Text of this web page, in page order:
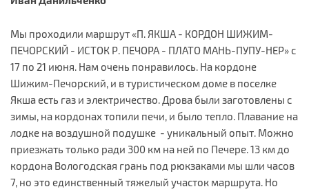
Мы проходили маршрут «П. ЯКША - КОРДОН ШИЖИМ-
ПЕЧОРСКИЙ - ИСТОК Р. ПЕЧОРА - ПЛАТО МАНЬ-ПУПУ-НЕР» с
17 по 21 июня. Нам очень понравилось. На кордоне
Шижим-Печорский, и в туристическом доме в поселке
Якша есть газ и электричество. Дрова были заготовлены с
зимы, на кордонах топили печи, и было тепло. Плавание на
лодке на воздушной подушке - уникальный опыт. Можно
приезжать только ради 300 км на ней по Печере. 13 км до
кордона Вологодская грань под рюкзаками мы шли часов
7, но это единственный тяжелый участок маршрута. Но